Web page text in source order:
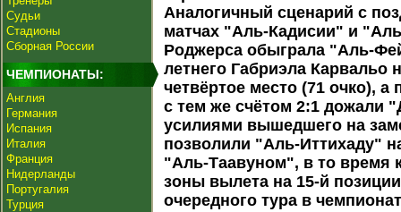
Судьи
Стадионы
Сборная России
ЧЕМПИОНАТЫ:
Англия
Германия
Испания
Италия
Франция
Нидерланды
Португалия
Турция
Аналогичный сценарий с
матчах "Аль-Кадисии" и
Роджерса обыграла "Аль-
летнего Габриэла Карвальо
четвёртое место (71 очко),
с тем же счётом 2:1 дожали
усилиями вышедшего на
позволили "Аль-Иттихаду"
"Аль-Таавуном", в то время
зоны вылета на 15-й
очередного тура в